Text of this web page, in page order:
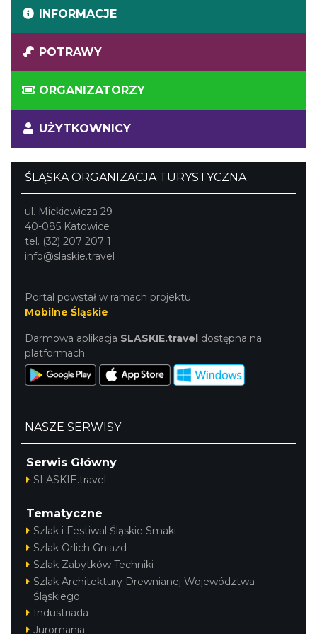
INFORMACJE
POTRAWY
ORGANIZATORZY
UŻYTKOWNICY
ŚLĄSKA ORGANIZACJA TURYSTYCZNA
ul. Mickiewicza 29
40-085 Katowice
tel. (32) 207 207 1
info@slaskie.travel
Portal powstał w ramach projektu
Mobilne Śląskie
Darmowa aplikacja SLASKIE.travel dostępna na
platformach
NASZE SERWISY
Serwis Główny
SLASKIE.travel
Tematyczne
Szlak i Festiwal Śląskie Smaki
Szlak Orlich Gniazd
Szlak Zabytków Techniki
Szlak Architektury Drewnianej Województwa
Śląskiego
Industriada
Juromania